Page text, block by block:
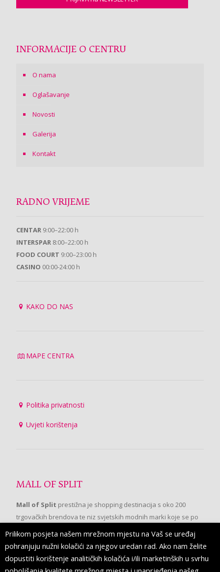
INFORMACIJE O CENTRU
O nama
Oglašavanje
Novosti
Galerija
Kontakt
RADNO VRIJEME
CENTAR 9:00–22:00 h
INTERSPAR 8:00–22:00 h
FOOD COURT 9:00–23:00 h
CASINO 00:00-24:00 h
KAKO DO NAS
MAPE CENTRA
Politika privatnosti
Uvjeti korištenja
MALL OF SPLIT
Mall of Split prestižna je shopping destinacija s oko 200
trgovačkih brendova te niz svjetskih modnih marki koje se po
prvi put pojavljuju u Splitu.
PRATITE NAS
Prilikom posjeta našem mrežnom mjestu na Vaš se uređaj
pohranjuju nužni kolačići za njegov uredan rad. Ako nam želite
dopustiti korištenje analitičkih kolačića i/ili marketinških u svrhu